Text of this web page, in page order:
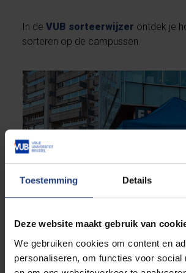
Toestemming Details
Deze website maakt gebruik van
We gebruiken cookies om content en
personaliseren, om functies voor social
In deVUB sorteerwijzer ontdek je
sorteren op de campussen.
Fietsbrocante